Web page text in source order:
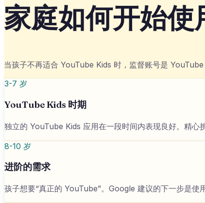
家庭如何开始使
当孩子不再适合 YouTube Kids 时，监督账号是 YouTube
3-7 岁
YouTube Kids 时期
独立的 YouTube Kids 应用在一段时间内表现良好。精
8-10 岁
进阶的需求
孩子想要“真正的 YouTube”。Google 建议的下一步是